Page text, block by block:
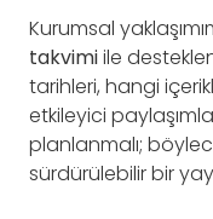
Kurumsal
takvimiile
tarihleri, hangi
etkileyici
planlanmalı;
sürdürülebilir bir